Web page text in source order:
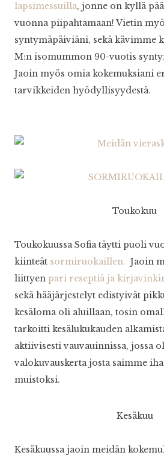
lapsimessuilla, jonne on kyllä
vuonna piipahtamaan! Vietin
syntymäpäiviäni, sekä kävimme
M:n isomummon 90-vuotis
Jaoin myös omia kokemuksiani
tarvikkeiden hyödyllisyydestä.
Toukokuu
Toukokuussa Sofia täytti puoli
kiinteät sormiruokaillen. Jaoin
liittyen pari reseptiä ja
sekä hääjärjestelyt edistyivät
kesäloma oli aluillaan, tosin
tarkoitti kesälukukauden
aktiivisesti vauvauinnissa, jossa
valokuvauskerta josta saimme
muistoksi.
Kesäkuu
Kesäkuussa jaoin meidän